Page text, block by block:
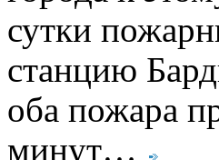
сутки
станцию
оба пожара
минут…